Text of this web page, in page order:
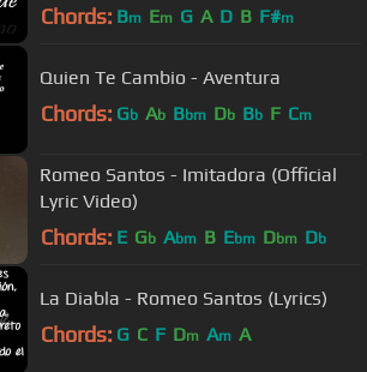
Chords: Bm Em G A D B F#m
Quien Te Cambio - Aventura
Chords: Gb Ab Bbm Db Bb F Cm
Romeo Santos - Imitadora (Official
Lyric Video)
Chords: E Gb Abm B Ebm Dbm Db
La Diabla - Romeo Santos (Lyrics)
Chords: G C F Dm Am A